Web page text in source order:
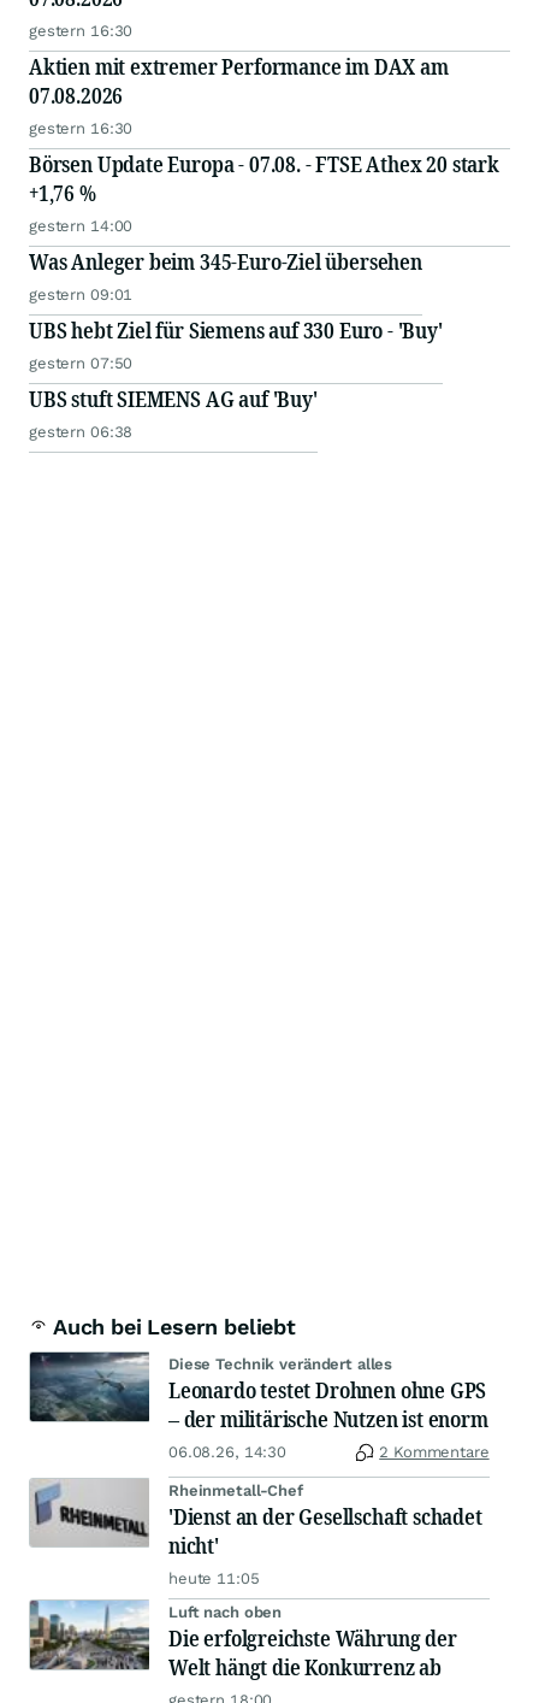
gestern 16:30
Aktien mit extremer Performance im DAX am
07.08.2026
gestern 16:30
Börsen Update Europa - 07.08. - FTSE Athex 20 stark
+1,76 %
gestern 14:00
Was Anleger beim 345-Euro-Ziel übersehen
gestern 09:01
UBS hebt Ziel für Siemens auf 330 Euro - 'Buy'
gestern 07:50
UBS stuft SIEMENS AG auf 'Buy'
gestern 06:38
Auch bei Lesern beliebt
Diese Technik verändert alles
Leonardo testet Drohnen ohne GPS
– der militärische Nutzen ist enorm
06.08.26, 14:30 2 Kommentare
Rheinmetall-Chef
'Dienst an der Gesellschaft schadet
nicht'
heute 11:05
Luft nach oben
Die erfolgreichste Währung der
Welt hängt die Konkurrenz ab